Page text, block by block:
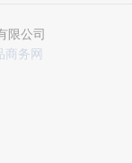
限公司
商务网